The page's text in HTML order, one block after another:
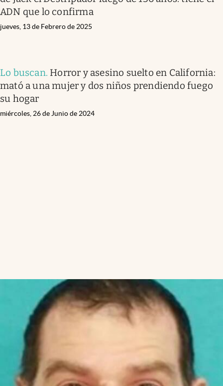
ADN que lo confirma
jueves, 13 de Febrero de 2025
Lo buscan. Horror y asesino suelto en California:
mató a una mujer y dos niños prendiendo fuego
su hogar
miércoles, 26 de Junio de 2024